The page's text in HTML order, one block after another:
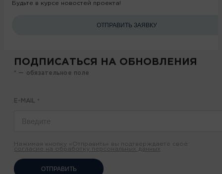
Будьте в курсе новостей проекта!
ОТПРАВИТЬ ЗАЯВКУ
ПОДПИСАТЬСЯ НА ОБНОВЛЕНИЯ
* — обязательное поле
E-MAIL *
Нажимая кнопку «Отправить» вы подтверждаете своё
согласие на обработку персональных данных
ОТПРАВИТЬ